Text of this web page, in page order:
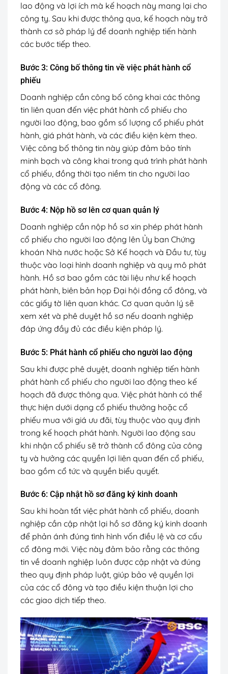
lao động và lợi ích mà kế hoạch này mang lại cho
công ty. Sau khi được thông qua, kế hoạch này trở
thành cơ sở pháp lý để doanh nghiệp tiến hành
các bước tiếp theo.
Bước 3: Công bố thông tin về việc phát hành cổ
phiếu
Doanh nghiệp cần công bố công khai các thông
tin liên quan đến việc phát hành cổ phiếu cho
người lao động, bao gồm số lượng cổ phiếu phát
hành, giá phát hành, và các điều kiện kèm theo.
Việc công bố thông tin này giúp đảm bảo tính
minh bạch và công khai trong quá trình phát hành
cổ phiếu, đồng thời tạo niềm tin cho người lao
động và các cổ đông.
Bước 4: Nộp hồ sơ lên cơ quan quản lý
Doanh nghiệp cần nộp hồ sơ xin phép phát hành
cổ phiếu cho người lao động lên Ủy ban Chứng
khoán Nhà nước hoặc Sở Kế hoạch và Đầu tư, tùy
thuộc vào loại hình doanh nghiệp và quy mô phát
hành. Hồ sơ bao gồm các tài liệu như kế hoạch
phát hành, biên bản họp Đại hội đồng cổ đông, và
các giấy tờ liên quan khác. Cơ quan quản lý sẽ
xem xét và phê duyệt hồ sơ nếu doanh nghiệp
đáp ứng đầy đủ các điều kiện pháp lý.
Bước 5: Phát hành cổ phiếu cho người lao động
Sau khi được phê duyệt, doanh nghiệp tiến hành
phát hành cổ phiếu cho người lao động theo kế
hoạch đã được thông qua. Việc phát hành có thể
thực hiện dưới dạng cổ phiếu thưởng hoặc cổ
phiếu mua với giá ưu đãi, tùy thuộc vào quy định
trong kế hoạch phát hành. Người lao động sau
khi nhận cổ phiếu sẽ trở thành cổ đông của công
ty và hưởng các quyền lợi liên quan đến cổ phiếu,
bao gồm cổ tức và quyền biểu quyết.
Bước 6: Cập nhật hồ sơ đăng ký kinh doanh
Sau khi hoàn tất việc phát hành cổ phiếu, doanh
nghiệp cần cập nhật lại hồ sơ đăng ký kinh doanh
để phản ánh đúng tình hình vốn điều lệ và cơ cấu
cổ đông mới. Việc này đảm bảo rằng các thông
tin về doanh nghiệp luôn được cập nhật và đúng
theo quy định pháp luật, giúp bảo vệ quyền lợi
của các cổ đông và tạo điều kiện thuận lợi cho
các giao dịch tiếp theo.